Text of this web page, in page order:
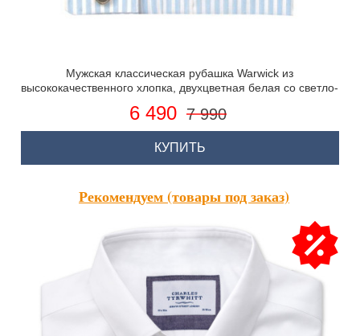
Мужская классическая рубашка Warwick из
высококачественного хлопка, двухцветная белая со светло-
6 490 7 990
КУПИТЬ
Рекомендуем (товары под заказ)